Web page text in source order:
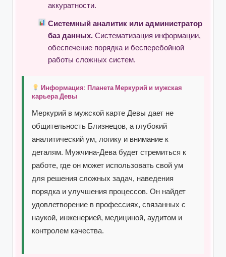
аккуратности.
Системный аналитик или администратор
баз данных. Систематизация информации,
обеспечение порядка и бесперебойной
работы сложных систем.
Информация: Планета Меркурий и мужская
карьера Девы
Меркурий в мужской карте Девы дает не
общительность Близнецов, а глубокий
аналитический ум, логику и внимание к
деталям. Мужчина-Дева будет стремиться к
работе, где он может использовать свой ум
для решения сложных задач, наведения
порядка и улучшения процессов. Он найдет
удовлетворение в профессиях, связанных с
наукой, инженерией, медициной, аудитом и
контролем качества.